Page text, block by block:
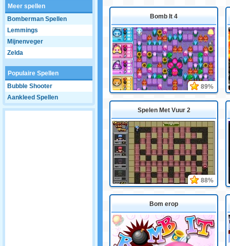
Meer spellen
Bomberman Spellen
Lemmings
Mijnenveger
Zelda
Populaire Spellen
Bubble Shooter
Aankleed Spellen
Bomb It 4
89%
Spelen Met Vuur 2
88%
Bom erop